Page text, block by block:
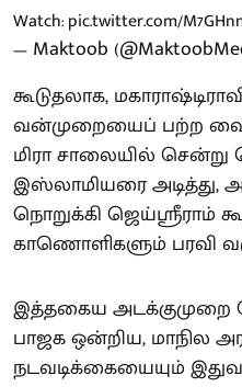
Watch:pic.twitter.com/
— Maktoob
கூடுதலாக,
வன்முறையைப் பற்ற
மிரா சாலையில்
இஸ்லாமியரை
நொறுக்கி ஜெய்ஸ்ரீராம்
காணொளிகளும் பரவி
இத்தகைய அடக்குமுறை
பாஜக ஒன்றிய, மாநில
நடவடிக்கையையும்